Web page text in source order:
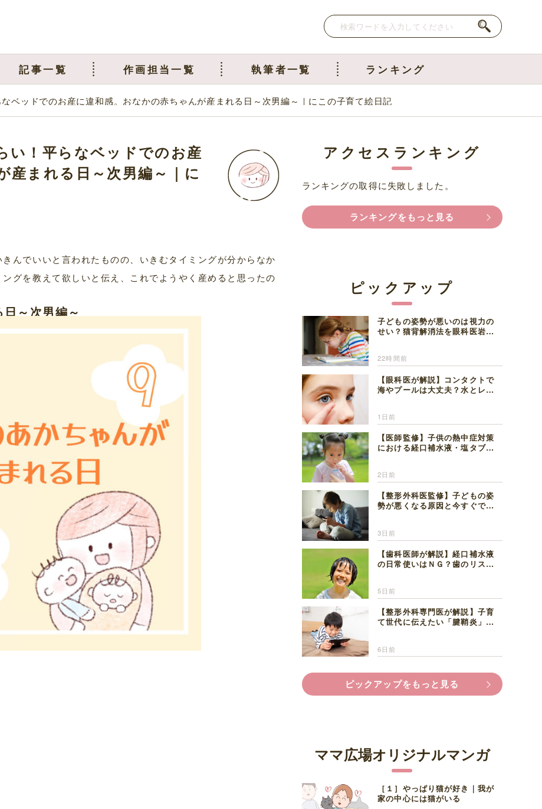
記事一覧 作画担当一覧 執筆者一覧 ランキング
ベッドでのお産に違和感。おなかの赤ちゃんが産まれる日～次男編～｜にこの子育て絵日記
い！平らなベッドでのお産
産まれる日～次男編～｜に
んでいいと言われたものの、いきむタイミングが分からなか
グを教えて欲しいと伝え、これでようやく産めると思ったの
日～次男編～
アクセスランキング
ランキングの取得に失敗しました。
ランキングをもっと見る
ピックアップ
子どもの姿勢が悪いのは視力の
せい？猫背解消法を眼科医岩見
22時間前
【眼科医が解説】コンタクトで
海やプールは大丈夫？水とレン
1日前
【医師監修】子供の熱中症対策
における経口補水液・塩タブレ
2日前
【整形外科医監修】子どもの姿
勢が悪くなる原因と今すぐでき
3日前
【歯科医師が解説】経口補水液
の日常使いはＮＧ？歯のリスク
5日前
【整形外科専門医が解説】子育
て世代に伝えたい「腱鞘炎」の
6日前
ピックアップをもっと見る
ママ広場オリジナルマンガ
［１］やっぱり猫が好き｜我が
家の中心には猫がいる